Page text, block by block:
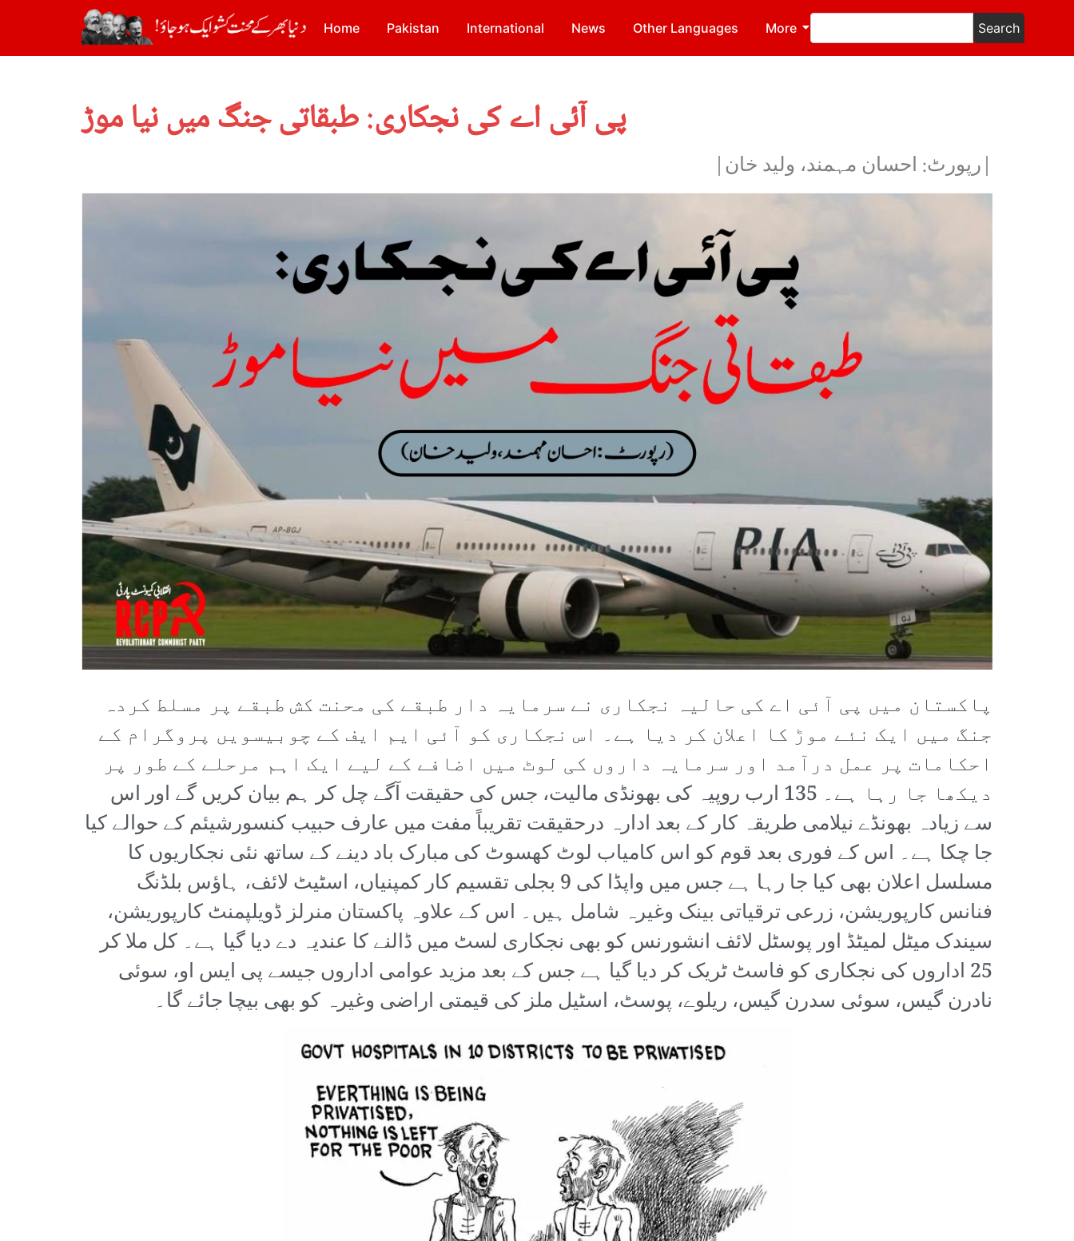
Home Pakistan International News Other Languages More Search
پی آئی اے کی نجکاری: طبقاتی جنگ میں نیا موڑ
|رپورٹ: احسان مہمند، ولید خان|
پاکستان میں پی آئی اے کی حالیہ نجکاری نے سرمایہ دار طبقے کی محنت کش طبقے پر مسلط کردہ
جنگ میں ایک نئے موڑ کا اعلان کر دیا ہے۔ اس نجکاری کو آئی ایم ایف کے چوبیسویں پروگرام کے
احکامات پر عمل درآمد اور سرمایہ داروں کی لوٹ میں اضافے کے لیے ایک اہم مرحلے کے طور پر
دیکھا جا رہا ہے۔ 135 ارب روپیہ کی بھونڈی مالیت، جس کی حقیقت آگے چل کر ہم بیان کریں گے اور اس
سے زیادہ بھونڈے نیلامی طریقہ کار کے بعد ادارہ درحقیقت تقریباً مفت میں عارف حبیب کنسورشیئم کے حوالے کیا
جا چکا ہے۔ اس کے فوری بعد قوم کو اس کامیاب لوٹ کھسوٹ کی مبارک باد دینے کے ساتھ نئی نجکاریوں کا
مسلسل اعلان بھی کیا جا رہا ہے جس میں واپڈا کی 9 بجلی تقسیم کار کمپنیاں، اسٹیٹ لائف، ہاؤس بلڈنگ
فنانس کارپوریشن، زرعی ترقیاتی بینک وغیرہ شامل ہیں۔ اس کے علاوہ پاکستان منرلز ڈویلپمنٹ کارپوریشن،
سیندک میٹل لمیٹڈ اور پوسٹل لائف انشورنس کو بھی نجکاری لسٹ میں ڈالنے کا عندیہ دے دیا گیا ہے۔ کل ملا کر
25 اداروں کی نجکاری کو فاسٹ ٹریک کر دیا گیا ہے جس کے بعد مزید عوامی اداروں جیسے پی ایس او، سوئی
نادرن گیس، سوئی سدرن گیس، ریلوے، پوسٹ، اسٹیل ملز کی قیمتی اراضی وغیرہ کو بھی بیچا جائے گا۔